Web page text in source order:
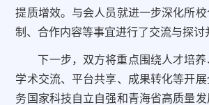
提质增效。与会人员就进一步深化所
制、合作内容等事宜进行了交流与探讨
下一步，双方将重点围绕人才培养
学术交流、平台共享、成果转化等开
务国家科技自立自强和青海省高质量